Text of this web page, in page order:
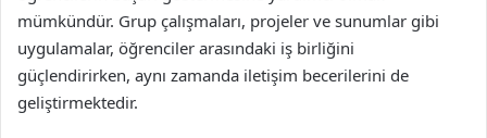
mümkündür. Grup çalışmaları, projeler ve sunumlar gibi
uygulamalar, öğrenciler arasındaki iş birliğini
güçlendirirken, aynı zamanda iletişim becerilerini de
geliştirmektedir.